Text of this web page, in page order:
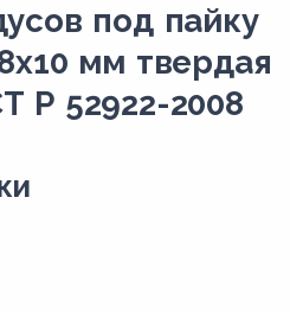
под пайку
мм твердая
Р 52922-2008